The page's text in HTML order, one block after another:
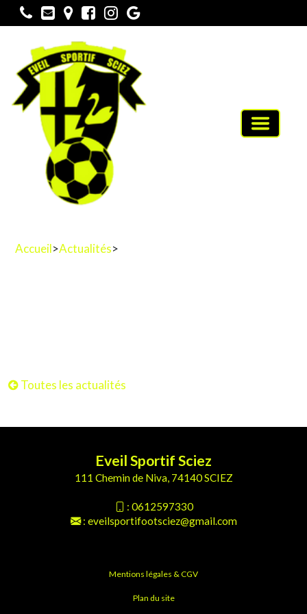
Toggle
Accueil>Actualités>
Toutes les actualités
Eveil Sportif Sciez
111 Chemin de Niva, 74140 SCIEZ
: 0612597330
: eveilsportifootsciez@gmail.com
Mentions légales & CGV
Plan du site